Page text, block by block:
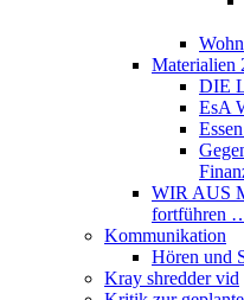
Materialien
DIE
EsA
WIR AUS
fortführen
Kommunikation
Hören und
Kray shredder vid